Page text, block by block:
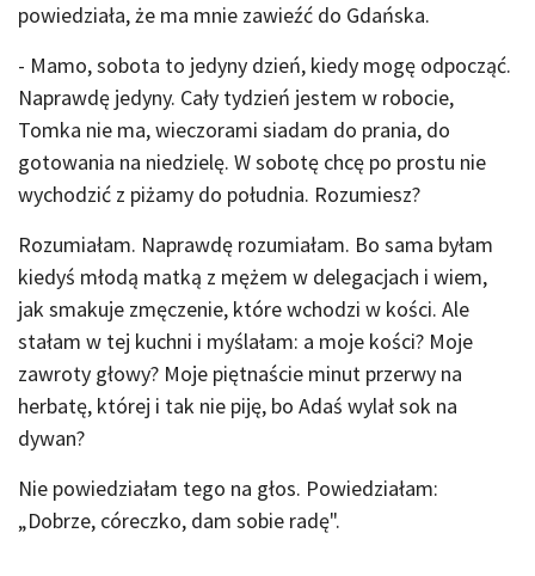
powiedziała, że ma mnie zawieźć do Gdańska.
- Mamo, sobota to jedyny dzień, kiedy mogę odpocząć.
Naprawdę jedyny. Cały tydzień jestem w robocie,
Tomka nie ma, wieczorami siadam do prania, do
gotowania na niedzielę. W sobotę chcę po prostu nie
wychodzić z piżamy do południa. Rozumiesz?
Rozumiałam. Naprawdę rozumiałam. Bo sama byłam
kiedyś młodą matką z mężem w delegacjach i wiem,
jak smakuje zmęczenie, które wchodzi w kości. Ale
stałam w tej kuchni i myślałam: a moje kości? Moje
zawroty głowy? Moje piętnaście minut przerwy na
herbatę, której i tak nie piję, bo Adaś wylał sok na
dywan?
Nie powiedziałam tego na głos. Powiedziałam:
„Dobrze, córeczko, dam sobie radę".